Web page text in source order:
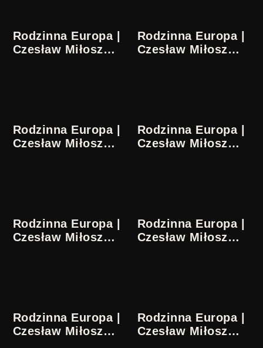
Rodzinna Europa |
Czesław Miłosz
Rodzinna Europa |
Czesław Miłosz
Rodzinna Europa |
Czesław Miłosz
Rodzinna Europa |
Czesław Miłosz
Rodzinna Europa |
Czesław Miłosz
Rodzinna Europa |
Czesław Miłosz
Rodzinna Europa |
Czesław Miłosz
Rodzinna Europa |
Czesław Miłosz